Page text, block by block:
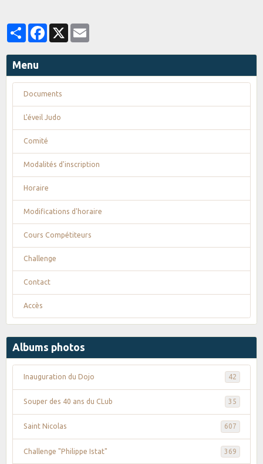
PartagerFacebook
X
Menu
Documents
L'éveil Judo
Comité
Modalités d'inscription
Horaire
Modifications d'horaire
Cours Compétiteurs
Challenge
Contact
Accès
Albums photos
Inauguration du Dojo 42
Souper des 40 ans du CLub 35
Saint Nicolas 607
Challenge "Philippe Istat" 369